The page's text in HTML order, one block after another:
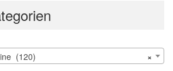
×
(120)